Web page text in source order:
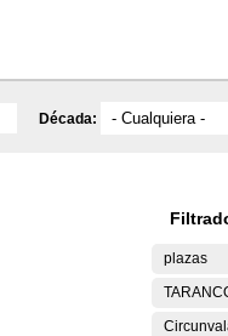
Década:
plazas